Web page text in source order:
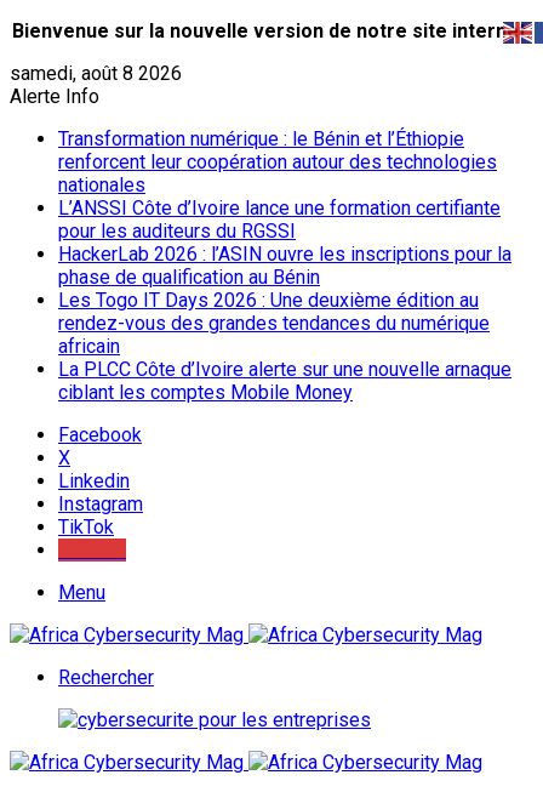
Bienvenue sur la nouvelle version de notre site internet.
samedi, août 8 2026
Alerte Info
Transformation numérique : le Bénin et l’Éthiopie
renforcent leur coopération autour des technologies
nationales
L’ANSSI Côte d’Ivoire lance une formation certifiante
pour les auditeurs du RGSSI
HackerLab 2026 : l’ASIN ouvre les inscriptions pour la
phase de qualification au Bénin
Les Togo IT Days 2026 : Une deuxième édition au
rendez-vous des grandes tendances du numérique
africain
La PLCC Côte d’Ivoire alerte sur une nouvelle arnaque
ciblant les comptes Mobile Money
Facebook
X
Linkedin
Instagram
TikTok
Menu
Rechercher